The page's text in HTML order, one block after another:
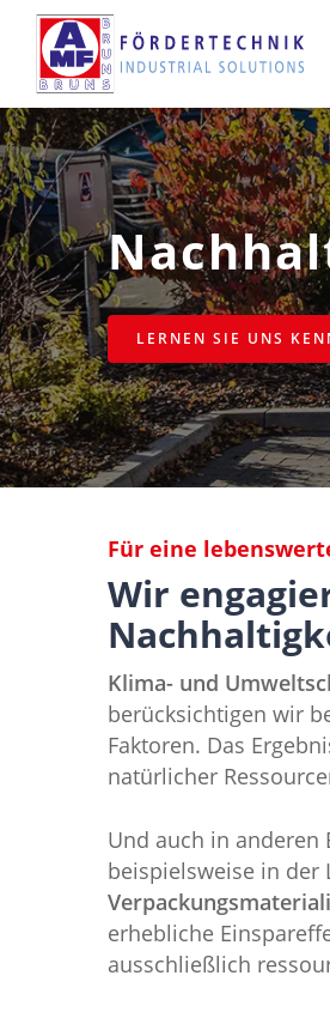
Skip
main
content
LERNEN SIE UNS
Für eine
Wir
Klima- und
berücksichtigen wir
Faktoren. Das
natürlicher
Und auch in anderen
beispielsweise in der
erhebliche
ausschließlich